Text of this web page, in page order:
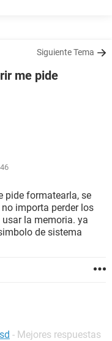
Siguiente Tema
me pide
pide formatearla, se
importa perder los
la memoria. ya
de sistema
- Mejores respuestas